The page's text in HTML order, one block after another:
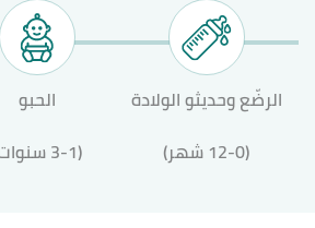
الرضّع وحديثو الولادة
(12-0 شهر)
الحبو
(3-1 سنوات)